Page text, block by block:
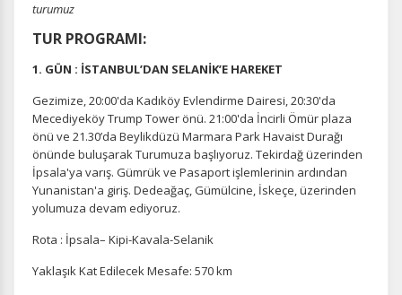
turumuz
TUR PROGRAMI:
1. GÜN : İSTANBUL’DAN SELANİK’E HAREKET
Gezimize, 20:00'da Kadıköy Evlendirme Dairesi, 20:30'da
Mecediyeköy Trump Tower önü. 21:00'da İncirli Ömür plaza
önü ve 21.30’da Beylikdüzü Marmara Park Havaist Durağı
önünde buluşarak Turumuza başlıyoruz. Tekirdağ üzerinden
İpsala'ya varış. Gümrük ve Pasaport işlemlerinin ardından
Yunanistan'a giriş. Dedeağaç, Gümülcine, İskeçe, üzerinden
yolumuza devam ediyoruz.
Rota : İpsala– Kipi-Kavala-Selanik
Yaklaşık Kat Edilecek Mesafe: 570 km